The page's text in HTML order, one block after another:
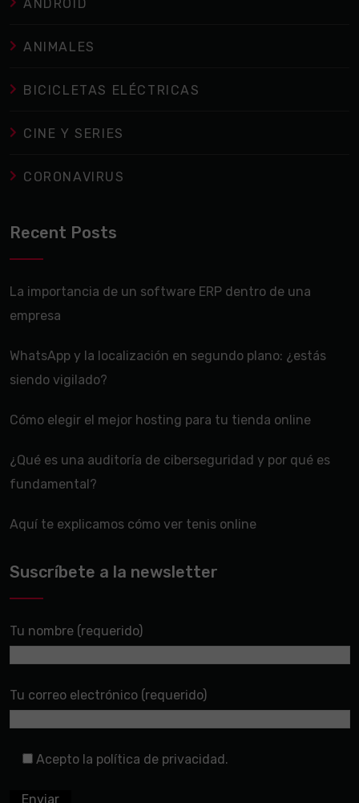
ANDROID
ANIMALES
BICICLETAS ELÉCTRICAS
CINE Y SERIES
CORONAVIRUS
Recent Posts
La importancia de un software ERP dentro de una
empresa
WhatsApp y la localización en segundo plano: ¿estás
siendo vigilado?
Cómo elegir el mejor hosting para tu tienda online
¿Qué es una auditoría de ciberseguridad y por qué es
fundamental?
Aquí te explicamos cómo ver tenis online
Suscríbete a la newsletter
Tu nombre (requerido)
Tu correo electrónico (requerido)
Acepto la política de privacidad.